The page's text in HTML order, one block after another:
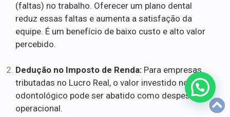
(faltas) no trabalho. Oferecer um plano dental
reduz essas faltas e aumenta a satisfação da
equipe. É um benefício de baixo custo e alto valor
percebido.
Dedução no Imposto de Renda: Para empresas
tributadas no Lucro Real, o valor investido no plano
odontológico pode ser abatido como despesa
operacional.